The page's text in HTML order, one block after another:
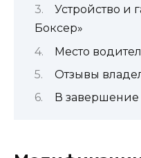
Устройство и
Боксер»
Место
Отзывы
В завершение